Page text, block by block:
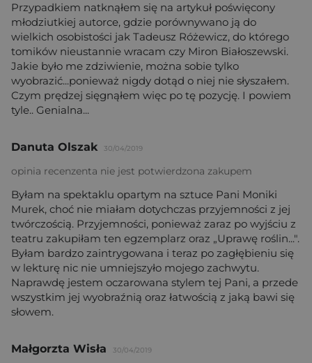
Przypadkiem natknąłem się na artykuł poświęcony
młodziutkiej autorce, gdzie porównywano ją do
wielkich osobistości jak Tadeusz Różewicz, do którego
tomików nieustannie wracam czy Miron Białoszewski.
Jakie było me zdziwienie, można sobie tylko
wyobrazić...ponieważ nigdy dotąd o niej nie słyszałem.
Czym prędzej sięgnąłem więc po tę pozycję. I powiem
tyle.. Genialna...
Danuta Olszak 30/04/2019
opinia recenzenta nie jest potwierdzona zakupem
Byłam na spektaklu opartym na sztuce Pani Moniki
Murek, choć nie miałam dotychczas przyjemności z jej
twórczością. Przyjemności, ponieważ zaraz po wyjściu z
teatru zakupiłam ten egzemplarz oraz „Uprawę roślin...".
Byłam bardzo zaintrygowana i teraz po zagłębieniu się
w lekturę nic nie umniejszyło mojego zachwytu.
Naprawdę jestem oczarowana stylem tej Pani, a przede
wszystkim jej wyobraźnią oraz łatwością z jaką bawi się
słowem.
Małgorzta Wisła 30/04/2019